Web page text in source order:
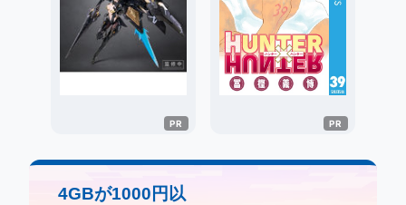
4GBが1000円以